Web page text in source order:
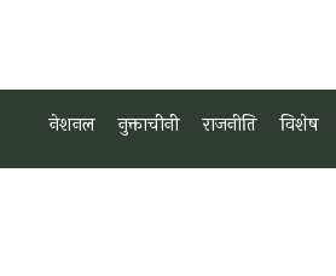
नेशनल नुक्ताचीनी राजनीति विशेष